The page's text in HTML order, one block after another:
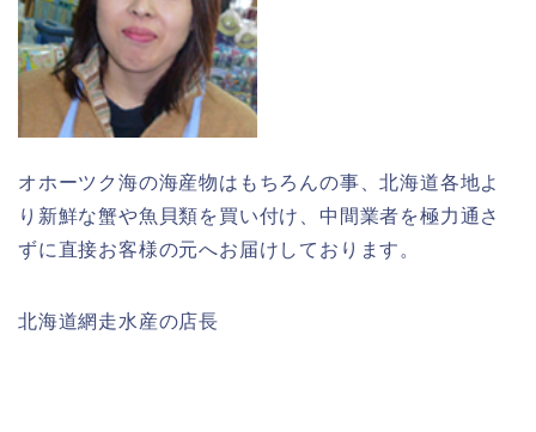
オホーツク海の海産物はもちろんの事、北海道各地よ
り新鮮な蟹や魚貝類を買い付け、中間業者を極力通さ
ずに直接お客様の元へお届けしております。
北海道網走水産の店長